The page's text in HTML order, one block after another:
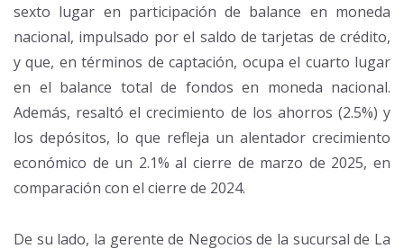
sexto lugar en participación de balance en moneda
nacional, impulsado por el saldo de tarjetas de crédito,
y que, en términos de captación, ocupa el cuarto lugar
en el balance total de fondos en moneda nacional.
Además, resaltó el crecimiento de los ahorros (2.5%) y
los depósitos, lo que refleja un alentador crecimiento
económico de un 2.1% al cierre de marzo de 2025, en
comparación con el cierre de 2024.
De su lado, la gerente de Negocios de la sucursal de La